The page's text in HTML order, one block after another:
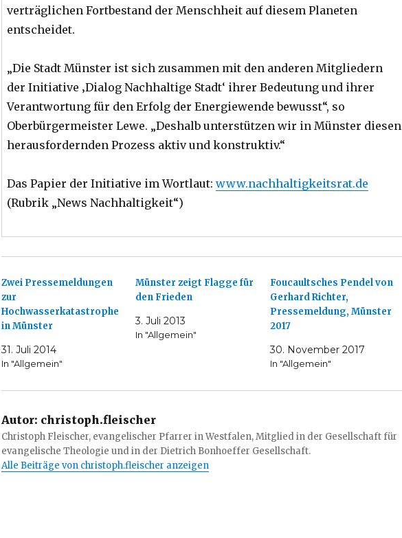
verträglichen Fortbestand der Menschheit auf diesem Planeten
entscheidet.
„Die Stadt Münster ist sich zusammen mit den anderen Mitgliedern
der Initiative ‚Dialog Nachhaltige Stadt‘ ihrer Bedeutung und ihrer
Verantwortung für den Erfolg der Energiewende bewusst“, so
Oberbürgermeister Lewe. „Deshalb unterstützen wir in Münster diesen
herausfordernden Prozess aktiv und konstruktiv.“
Das Papier der Initiative im Wortlaut: www.nachhaltigkeitsrat.de
(Rubrik „News Nachhaltigkeit“)
Zwei Pressemeldungen
zur
Hochwasserkatastrophe
in Münster
31. Juli 2014
In "Allgemein"
Münster zeigt Flagge für
den Frieden
3. Juli 2013
In "Allgemein"
Foucaultsches Pendel von
Gerhard Richter,
Pressemeldung, Münster
2017
30. November 2017
In "Allgemein"
Autor: christoph.fleischer
Christoph Fleischer, evangelischer Pfarrer in Westfalen, Mitglied in der Gesellschaft für
evangelische Theologie und in der Dietrich Bonhoeffer Gesellschaft.
Alle Beiträge von christoph.fleischer anzeigen